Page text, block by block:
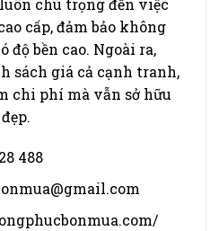
cấp, đảm bảo không
độ bền cao. Ngoài ra,
sách giá cả cạnh tranh,
chi phí mà vẫn sở hữu
488